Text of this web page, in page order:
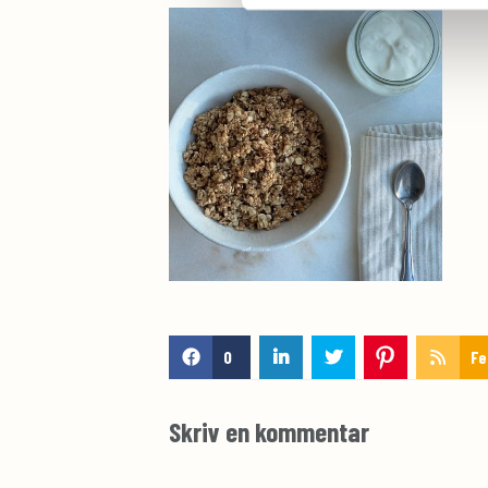
0
Skriv en kommentar